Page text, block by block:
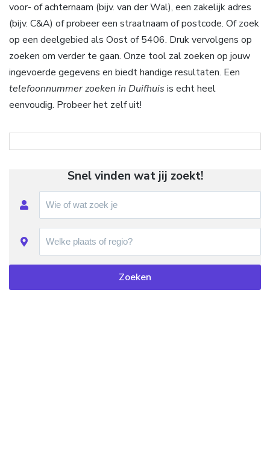
voor- of achternaam (bijv. van der Wal), een zakelijk adres
(bijv. C&A) of probeer een straatnaam of postcode. Of zoek
op een deelgebied als Oost of 5406. Druk vervolgens op
zoeken om verder te gaan. Onze tool zal zoeken op jouw
ingevoerde gegevens en biedt handige resultaten. Een
telefoonnummer zoeken in Duifhuis is echt heel
eenvoudig. Probeer het zelf uit!
Snel vinden wat jij zoekt!